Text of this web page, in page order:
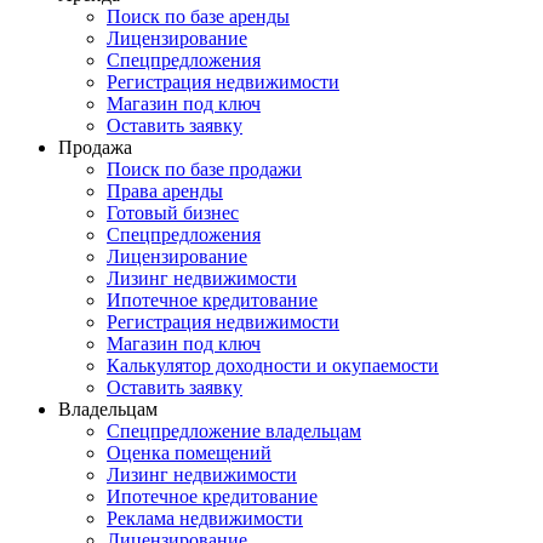
Поиск по базе аренды
Лицензирование
Спецпредложения
Регистрация недвижимости
Магазин под ключ
Оставить заявку
Продажа
Поиск по базе продажи
Права аренды
Готовый бизнес
Спецпредложения
Лицензирование
Лизинг недвижимости
Ипотечное кредитование
Регистрация недвижимости
Магазин под ключ
Калькулятор доходности и окупаемости
Оставить заявку
Владельцам
Спецпредложение владельцам
Оценка помещений
Лизинг недвижимости
Ипотечное кредитование
Реклама недвижимости